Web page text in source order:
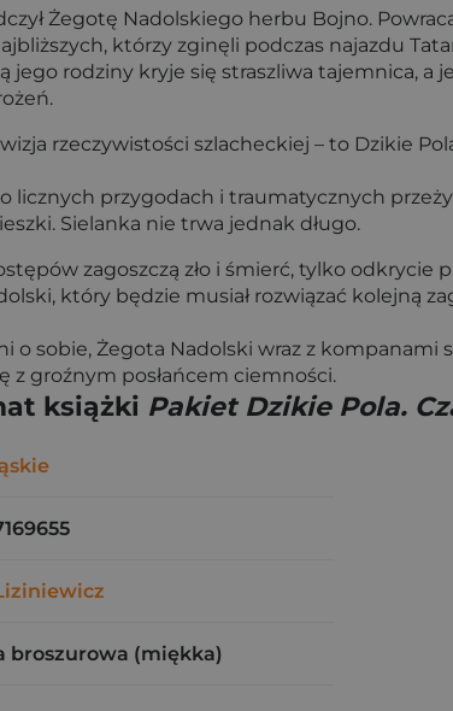
Żegotę Nadolskiego herbu Bojno.
którzy zginęli podczas najazdu
jego rodziny kryje się straszliwa tajemnica,
rzeczywistości szlacheckiej – to Dzikie Pola
licznych przygodach i traumatycznych
Sielanka nie trwa jednak długo.
zagoszczą zło i śmierć, tylko
który będzie musiał rozwiązać kolejną
o sobie, Żegota Nadolski wraz z
z groźnym posłańcem ciemności.
książki Pakiet Dzikie Pola.
broszurowa (miękka)